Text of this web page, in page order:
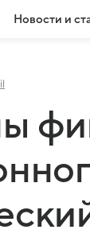
Новости и